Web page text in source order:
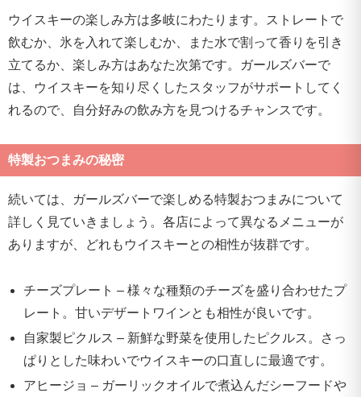
ウイスキーの楽しみ方は多岐にわたります。ストレートで
飲むか、氷を入れて楽しむか、また水で割って香りを引き
立てるか、楽しみ方はあなた次第です。ガールズバーで
は、ウイスキーを知り尽くしたスタッフがサポートしてく
れるので、自分好みの飲み方を見つけるチャンスです。
特製おつまみの秘密
続いては、ガールズバーで楽しめる特製おつまみについて
詳しく見ていきましょう。各店によって異なるメニューが
ありますが、どれもウイスキーとの相性が抜群です。
チーズプレート – 様々な種類のチーズを盛り合わせたプ
レート。甘いデザートワインとも相性が良いです。
自家製ピクルス – 新鮮な野菜を使用したピクルス。さっ
ぱりとした味わいでウイスキーの口直しに最適です。
アヒージョ – ガーリックオイルで煮込んだシーフードや